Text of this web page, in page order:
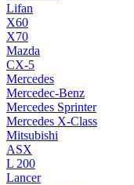
Lifan
X60
X70
Mazda
CX-5
Mercedes
Mercedec-Benz
Mercedes Sprinter
Mercedes X-Class
Mitsubishi
ASX
L 200
Lancer